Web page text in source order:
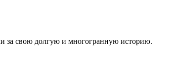
за свою долгую и многогранную историю.